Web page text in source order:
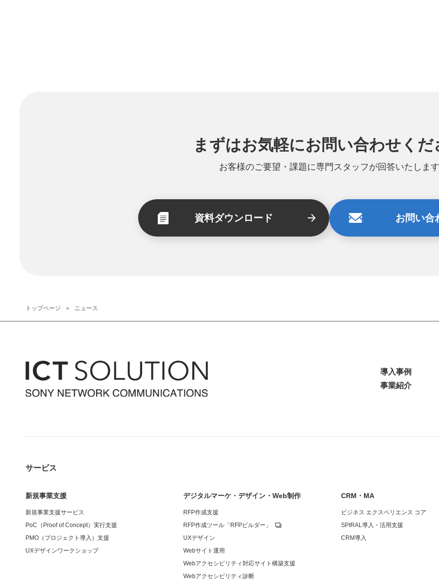
まずはお気軽にお問い合わせくだ
お客様のご要望・課題に専門スタッフが回答いたします
資料ダウンロード お問い合
トップページ ニュース
導入事例
事業紹介
サービス
新規事業支援
新規事業支援サービス
PoC（Proof of Concept）実行支援
PMO（プロジェクト導入）支援
UXデザインワークショップ
デジタルマーケ・デザイン・Web制作
RFP作成支援
RFP作成ツール「RFPビルダー」
UXデザイン
Webサイト運用
Webアクセシビリティ対応サイト構築支援
Webアクセシビリティ診断
CRM・MA
ビジネス エクスペリエンス コア
SPIRAL導入・活用支援
CRM導入